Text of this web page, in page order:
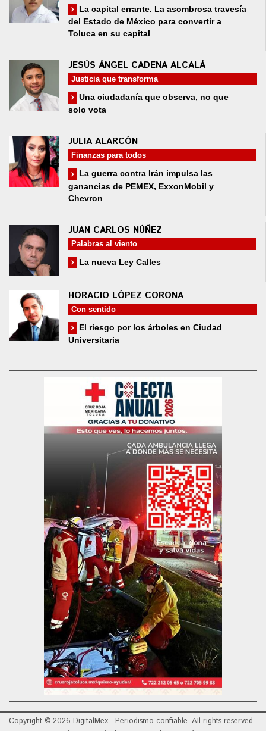
La capital errante. La asombrosa travesía
del Estado de México para convertir a
Toluca en su capital
JESÚS ÁNGEL CADENA ALCALÁ
Justicia que transforma
Una ciudadanía que observa, no que
solo vota
JULIA ALARCÓN
Finanzas para todos
La guerra contra Irán impulsa las
ganancias de PEMEX, ExxonMobil y
Chevron
JUAN CARLOS NÚÑEZ
Palabras al viento
La nueva Ley Calles
HORACIO LÓPEZ CORONA
Con sentido
El riesgo por los árboles en Ciudad
Universitaria
Copyright © 2026 DigitalMex - Periodismo confiable. All rights reserved.